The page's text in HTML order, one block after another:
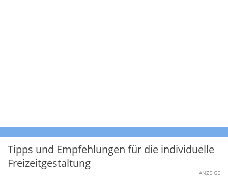
Tipps und Empfehlungen für die individuelle
Freizeitgestaltung
ANZEIGE